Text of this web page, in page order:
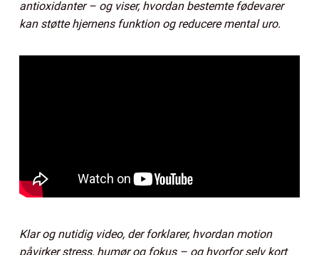
antioxidanter – og viser, hvordan bestemte fødevarer
kan støtte hjernens funktion og reducere mental uro.
Klar og nutidig video, der forklarer, hvordan motion
påvirker stress, humør og fokus – og hvorfor selv kort